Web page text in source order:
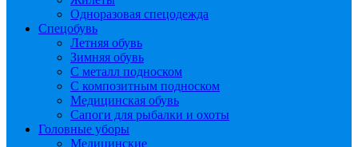
Одноразовая спецодежда
Спецобувь
Летняя обувь
Зимняя обувь
С металл подноском
С композитным подноском
Медицинская обувь
Сапоги для рыбалки и охоты
Головные уборы
Медицинские